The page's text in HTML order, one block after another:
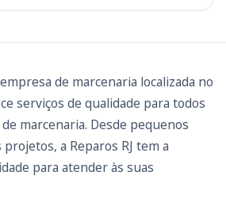
de marcenaria localizada no
serviços de qualidade para todos
marcenaria. Desde pequenos
a Reparos RJ tem a
para atender às suas